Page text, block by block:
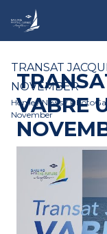
TRANSAT
NOVEMBER
Home/News /
November
VABRE